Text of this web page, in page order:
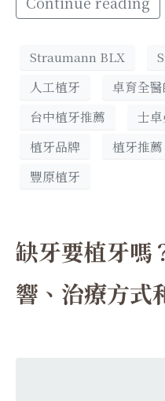
Straumann BLX
人工植牙
卓育全
台中植牙推薦
士
植牙品牌
植牙推薦
豐原植牙
缺牙要植牙嗎
響、治療方式